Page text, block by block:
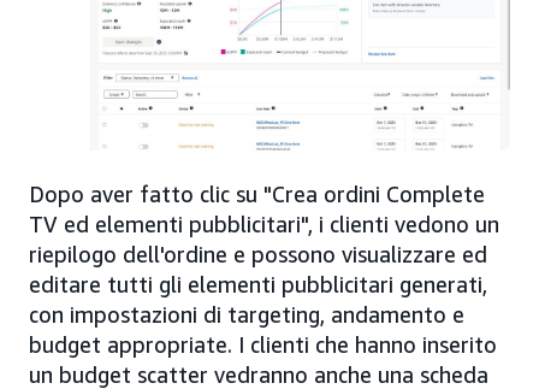
Dopo aver fatto clic su "Crea ordini Complete
TV ed elementi pubblicitari", i clienti vedono un
riepilogo dell'ordine e possono visualizzare ed
editare tutti gli elementi pubblicitari generati,
con impostazioni di targeting, andamento e
budget appropriate. I clienti che hanno inserito
un budget scatter vedranno anche una scheda